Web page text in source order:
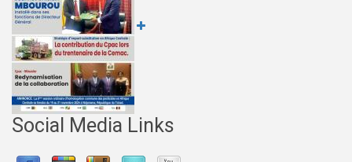
Social Media Links